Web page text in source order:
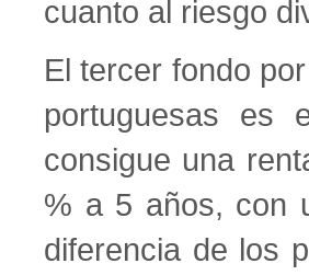
cuanto al riesgo
El tercer fondo
portuguesas es
consigue una
% a 5 años, con
diferencia de los